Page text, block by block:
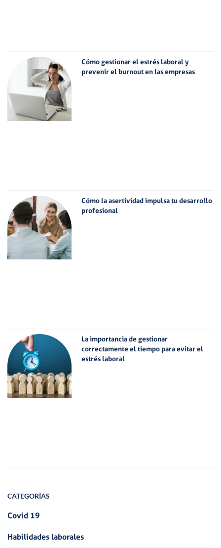
Cómo gestionar el estrés laboral y
prevenir el burnout en las empresas
Cómo la asertividad impulsa tu desarrollo
profesional
La importancia de gestionar
correctamente el tiempo para evitar el
estrés laboral
CATEGORÍAS
Covid 19
Habilidades laborales